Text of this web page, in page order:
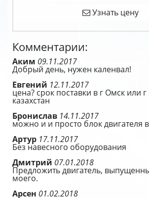
Узнать цену
Комментарии:
Аким 09.11.2017
Добрый день, нужен каленвал!
Евгений 12.11.2017
цена? срок поставки в г Омск или
казахстан
Бронислав 14.11.2017
можно и и просто блок двигателя
Артур 17.11.2017
Без навесного оборудования
Дмитрий 07.01.2018
Предложить двигатель,
моего.
Арсен 01.02.2018